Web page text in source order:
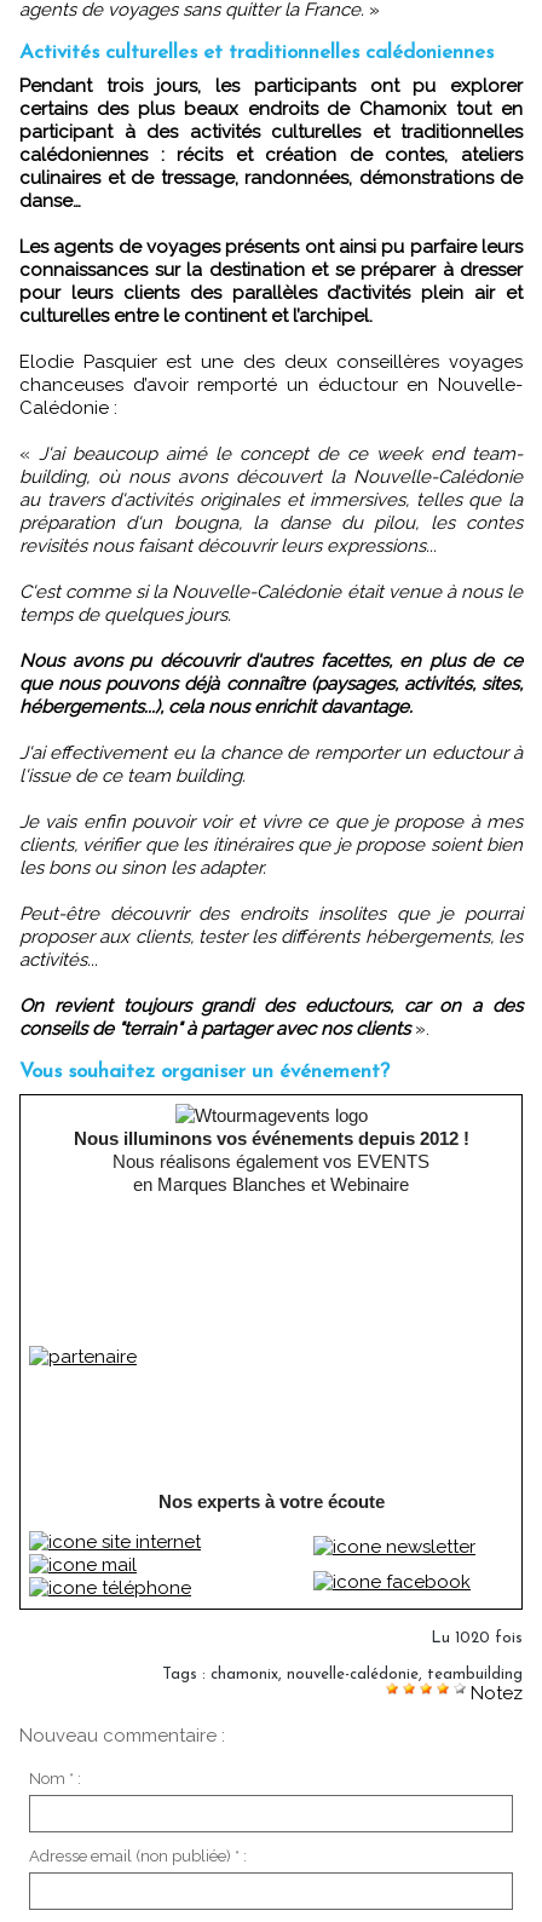
agents de voyages sans quitter la France. »
Activités culturelles et traditionnelles calédoniennes
Pendant trois jours, les participants ont pu explorer
certains des plus beaux endroits de Chamonix tout en
participant à des activités culturelles et traditionnelles
calédoniennes : récits et création de contes, ateliers
culinaires et de tressage, randonnées, démonstrations de
danse…
Les agents de voyages présents ont ainsi pu parfaire leurs
connaissances sur la destination et se préparer à dresser
pour leurs clients des parallèles d’activités plein air et
culturelles entre le continent et l’archipel.
Elodie Pasquier est une des deux conseillères voyages
chanceuses d’avoir remporté un éductour en Nouvelle-
Calédonie :
« J'ai beaucoup aimé le concept de ce week end team-
building, où nous avons découvert la Nouvelle-Calédonie
au travers d'activités originales et immersives, telles que la
préparation d'un bougna, la danse du pilou, les contes
revisités nous faisant découvrir leurs expressions...
C'est comme si la Nouvelle-Calédonie était venue à nous le
temps de quelques jours.
Nous avons pu découvrir d'autres facettes, en plus de ce
que nous pouvons déjà connaître (paysages, activités, sites,
hébergements...), cela nous enrichit davantage.
J'ai effectivement eu la chance de remporter un eductour à
l'issue de ce team building.
Je vais enfin pouvoir voir et vivre ce que je propose à mes
clients, vérifier que les itinéraires que je propose soient bien
les bons ou sinon les adapter.
Peut-être découvrir des endroits insolites que je pourrai
proposer aux clients, tester les différents hébergements, les
activités...
On revient toujours grandi des eductours, car on a des
conseils de "terrain" à partager avec nos clients».
Vous souhaitez organiser un événement?
Nous illuminons vos événements depuis 2012 !
Nous réalisons également vos EVENTS
en Marques Blanches et Webinaire
Nos experts à votre écoute
Lu 1020 fois
Tags : chamonix, nouvelle-calédonie, teambuilding
Notez
Nouveau commentaire :
Nom * :
Adresse email (non publiée) * :